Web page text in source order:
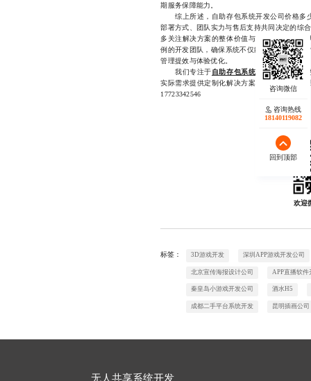
期服务保障能力。
综上所述，自助存包系统开发公司价格多
部署方式、团队实力与售后支持共同决定的综
多关注解决方案的整体价值与可持续性。建
例的开发团队，确保系统不仅能“用得上”，更
管理提效与体验优化。
我们专注于自助存包系统开发公司相关业
实际需求提供定制化解决方案，从前期咨询
17723342546
欢迎
标签： 3D游戏开发 深圳APP游戏开发公司
北京宣传海报设计公司 APP直播软件
秦皇岛小游戏开发公司 酒水H5
成都二手平台系统开发 昆明插画公司
咨询热线
18140119082
回到顶部
无人共享系统开发